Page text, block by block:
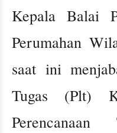
Kepala Balai
Perumahan
saat ini
Tugas (Plt)
Perencanaan